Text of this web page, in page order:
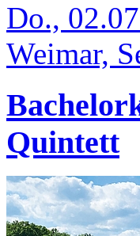
Do.,
Weimar,
Quintett